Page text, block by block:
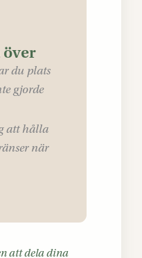
du plats
gjorde
att hålla
när
att dela dina